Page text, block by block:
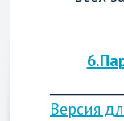
Версия